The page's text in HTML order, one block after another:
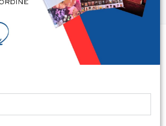
Certaldo,